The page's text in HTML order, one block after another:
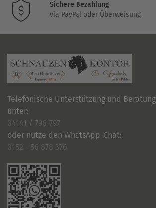
Sichere Bezahlung
via PayPal oder Überweisung
Telefonische Unterstützung und Beratung
unter:
04141 / 796-797
oder nutze den WhatsApp-Chat:
0152 - 56 878 376